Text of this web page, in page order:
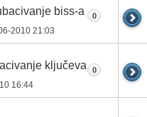
biss-a
2010 21:03
0
ključeva
16:44
0